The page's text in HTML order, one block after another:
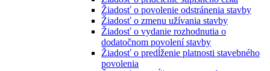
Žiadosť o povolenie odstránenia stavby
Žiadosť o zmenu užívania stavby
Žiadosť o vydanie rozhodnutia o
dodatočnom povolení stavby
Žiadosť o predĺženie platnosti stavebného
povolenia